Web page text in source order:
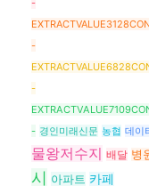
-
-
-
- 경인미래신문 농협 데이
물왕저수지 배달 병
시 아파트 카페